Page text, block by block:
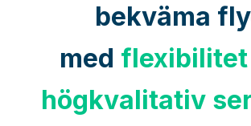
bekväma
med flexibilitet
högkvalitativ